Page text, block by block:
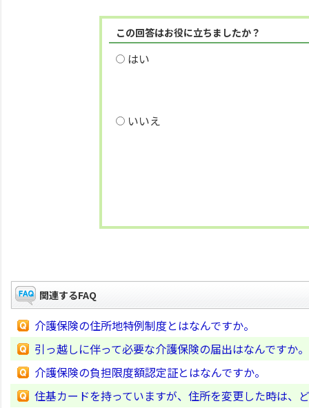
この回答はお役に立ちましたか？
はい
いいえ
関連するFAQ
介護保険の住所地特例制度とはなんですか。
引っ越しに伴って必要な介護保険の届出はなんですか。
介護保険の負担限度額認定証とはなんですか。
住基カードを持っていますが、住所を変更した時は、